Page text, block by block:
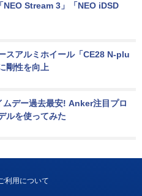
Stream 3」「NEO iDSD
スアルミホイール「CE28 N-plu
剛性を向上
デー過去最安! Anker注目プロ
ルを使ってみた
利用について